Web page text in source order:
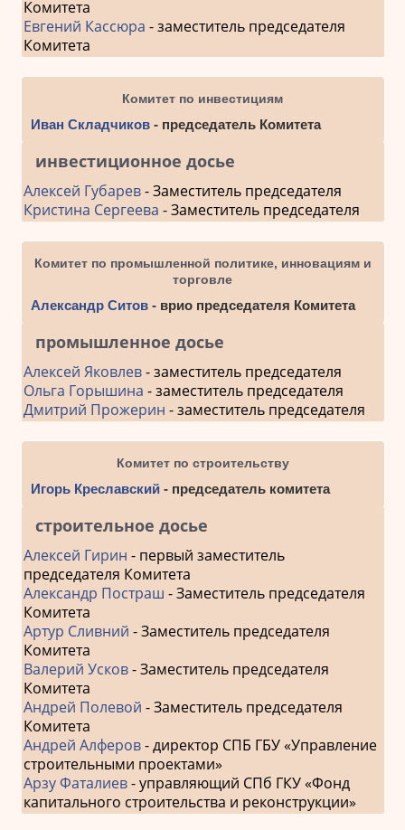
Комитета
Евгений Кассюра - заместитель председателя
Комитета
Комитет по инвестициям
Иван Складчиков- председатель Комитета
инвестиционное досье
Алексей Губарев- Заместитель председателя
Кристина Сергеева - Заместитель председателя
Комитет по промышленной политике, инновациям и
торговле
Александр Ситов- врио председателя Комитета
промышленное досье
Алексей Яковлев- заместитель председателя
Ольга Горышина - заместитель председателя
Дмитрий Прожерин - заместитель председателя
Комитет по строительству
Игорь Креславский - председатель комитета
строительное досье
Алексей Гирин - первый заместитель
председателя Комитета
Александр Постраш - Заместитель председателя
Комитета
Артур Сливний - Заместитель председателя
Комитета
Валерий Усков- Заместитель председателя
Комитета
Андрей Полевой - Заместитель председателя
Комитета
Андрей Алферов- директор СПБ ГБУ «Управление
строительными проектами»
Арзу Фаталиев- управляющий СПб ГКУ «Фонд
капитального строительства и реконструкции»